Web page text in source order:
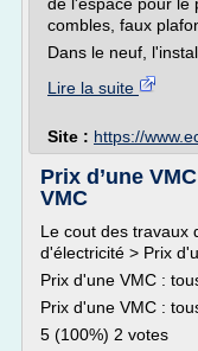
combles, faux
Dans le neuf,
Lire la suite
Site : https://
Prix d’une
VMC
Le cout des travaux
d'électricité > Prix
Prix d'une VMC :
Prix d'une VMC :
5 (100%) 2 votes